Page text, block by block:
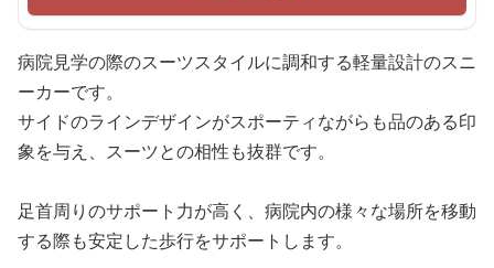
病院見学の際のスーツスタイルに調和する軽量設計のスニ
ーカーです。
サイドのラインデザインがスポーティながらも品のある印
象を与え、スーツとの相性も抜群です。
足首周りのサポート力が高く、病院内の様々な場所を移動
する際も安定した歩行をサポートします。